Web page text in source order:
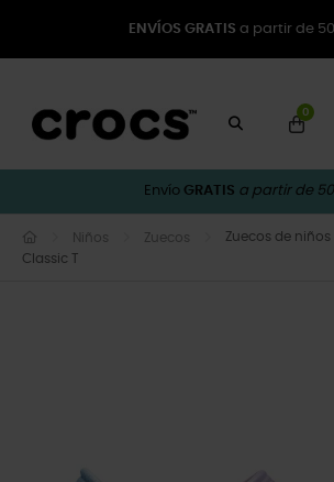
ENVÍOS GRATIS a partir de
0
Envío GRATIS a partir de
Niños Zuecos
Zuecos de niños
Classic T